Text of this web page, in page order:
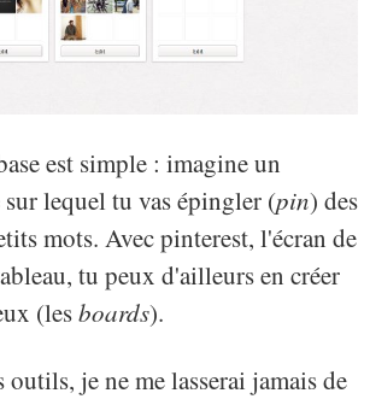
est simple : imagine un
lequel tu vas épingler (pin) des
mots. Avec pinterest, l'écran de
tu peux d'ailleurs en créer
(lesboards).
outils, je ne me lasserai jamais de